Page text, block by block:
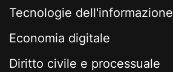
Tecnologie dell'informazione
Economia digitale
Diritto civile e processuale